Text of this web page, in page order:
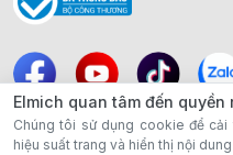
Elmich quan tâm đến
Chúng tôi sử dụng cookie để
hiệu suất trang và hiển thị nội